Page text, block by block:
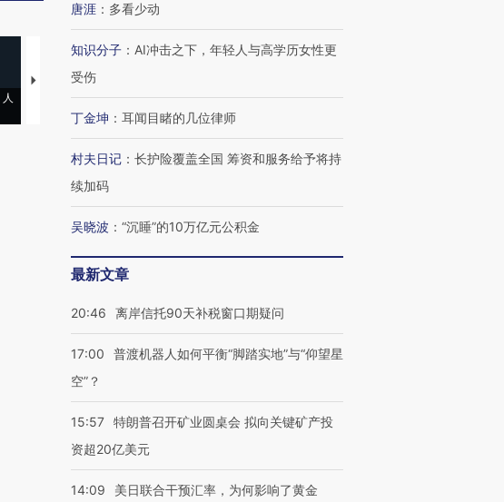
【推广】走进第四届链博
会，让数智科技“链”接产
【特别呈现】寻找100种
有意思的生活方式·第三对
CFO：不靠规模取胜，华
唐涯 ： 多看少动
知识分子 ： AI冲击之下，年轻人与高学历女性更
受伤
丁金坤 ： 耳闻目睹的几位律师
村夫日记 ： 长护险覆盖全国 筹资和服务给予将持
续加码
吴晓波 ： “沉睡”的10万亿元公积金
最新文章
20:46 离岸信托90天补税窗口期疑问
17:00
普渡机器人如何平衡“脚踏实地”与“仰望星
空”？
15:57 特朗普召开矿业圆桌会 拟向关键矿产投
资超20亿美元
14:09 美日联合干预汇率，为何影响了黄金